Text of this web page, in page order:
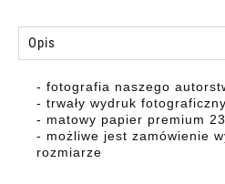
Opis
- fotografia naszego
- trwały wydruk
- matowy papier premium
- możliwe jest zamówienie
rozmiarze